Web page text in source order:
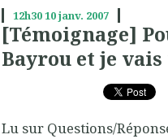
12h3010janv. 2007
[Témoignage]
Bayrou et je
Lu sur Questions/